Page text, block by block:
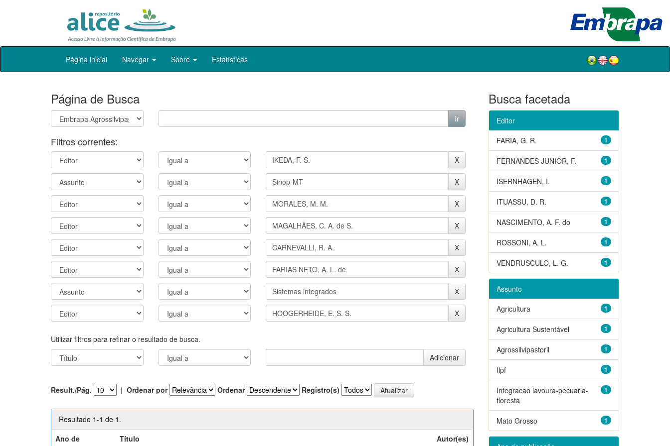
Skip
Página inicial Navegar Sobre Estatísticas
Página de Busca
Filtros correntes:
Utilizar filtros para refinar o resultado de busca.
Result./Pág. | Ordenar por Ordenar Registro(s)
Resultado 1-1 de 1.
Ano de
Título Autor(es)
Busca facetada
Editor
1
FARIA, G. R.
1
FERNANDES JUNIOR, F.
1
ISERNHAGEN, I.
1
ITUASSU, D. R.
1
NASCIMENTO, A. F. do
1
ROSSONI, A. L.
1
VENDRUSCULO, L. G.
Assunto
1
Agricultura
1
Agricultura Sustentável
1
Agrossilvipastoril
1
Ilpf
1
Integracao lavoura-pecuaria-
floresta
1
Mato Grosso